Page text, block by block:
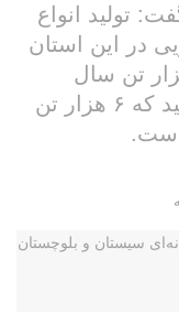
تولید انواع
در این استان
با افزایش تولید از ۶۱۰ هزار تن سال
گذشته به حدود ۶۴۰ هزار تن رسید که ۶ هزار تن